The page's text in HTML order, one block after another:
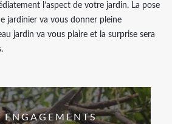
l’aspect de votre jardin. La pose
jardinier va vous donner pleine
jardin va vous plaire et la surprise sera
ENGAGEMENTS